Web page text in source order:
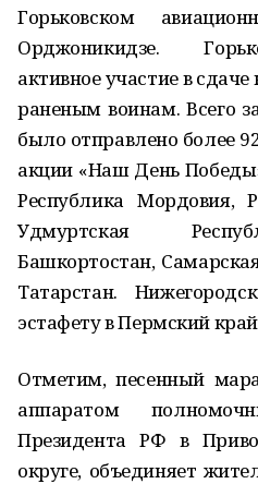
Горьковском
Орджоникидзе.
активное участие в
раненым воинам. Всего
было отправлено более
акции «Наш День
Республика Мордовия,
Удмуртская
Башкортостан,
Татарстан.
эстафету в Пермский
Отметим, песенный
аппаратом
Президента РФ в
округе, объединяет